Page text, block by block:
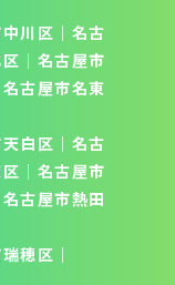
川区 ｜ 名古
│ 名古屋市
名古屋市名東
白区 │ 名古
｜ 名古屋市
名古屋市熱田
穂区 ｜